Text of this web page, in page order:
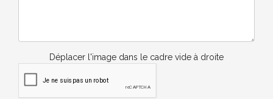
Déplacer l'image dans le cadre vide à droite